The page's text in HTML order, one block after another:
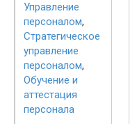
Управление
персоналом,
Стратегическое
управление
персоналом,
Обучение и
аттестация
персонала